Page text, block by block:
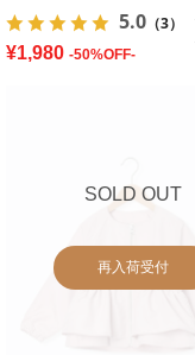
5.0 （3）
¥1,980 -50%OFF-
SOLD OUT
再入荷受付